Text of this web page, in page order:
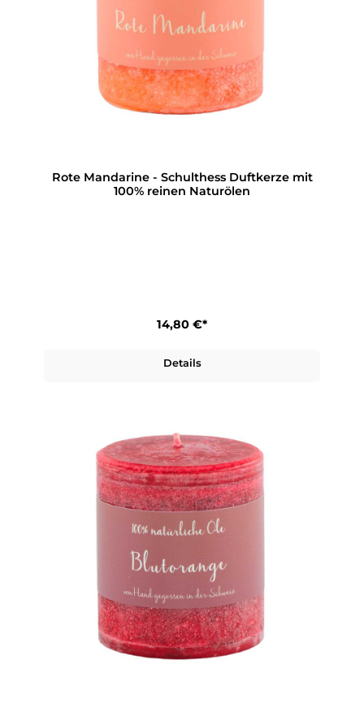
Rote Mandarine - Schulthess Duftkerze mit
100% reinen Naturölen
14,80 €*
Details